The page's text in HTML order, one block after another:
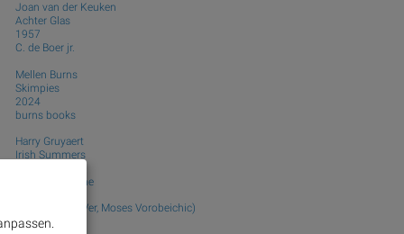
Joan van der Keuken
Achter Glas
1957
C. de Boer jr.
Mellen Burns
Skimpies
2024
burns books
Harry Gruyaert
Irish Summers
Gallery Fifty One
Moi Wer (Moi Ver, Moses Vorobeichic)
Ci-contre